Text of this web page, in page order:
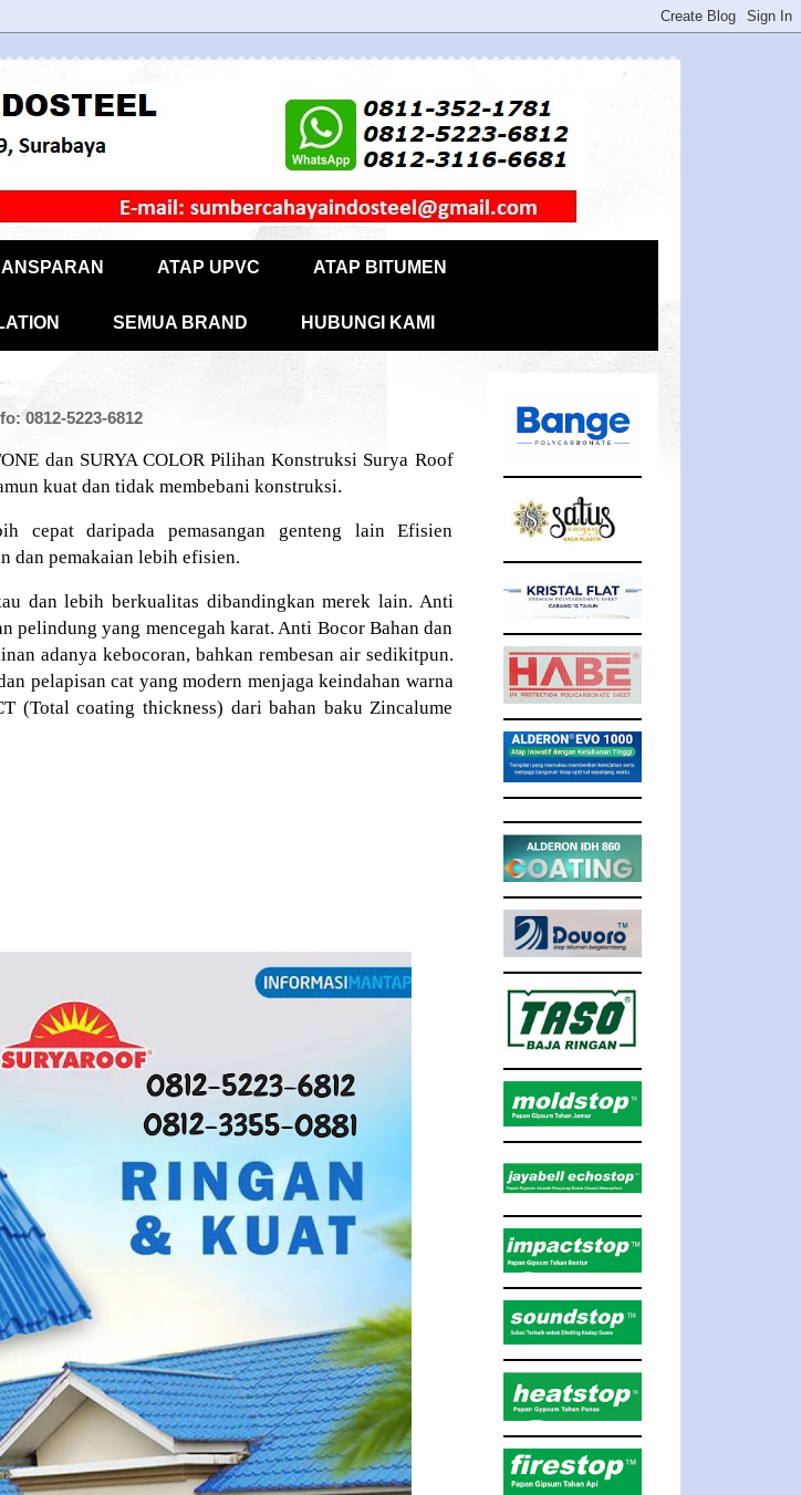
ATAP UPVC ATAP BITUMEN
SEMUA BRAND HUBUNGI KAMI
0812-5223-6812
dan SURYA COLOR Pilihan Konstruksi Surya Roof
kuat dan tidak membebani konstruksi.
cepat daripada pemasangan genteng lain Efisien
dan pemakaian lebih efisien.
dan lebih berkualitas dibandingkan merek lain. Anti
pelindung yang mencegah karat. Anti Bocor Bahan dan
adanya kebocoran, bahkan rembesan air sedikitpun.
pelapisan cat yang modern menjaga keindahan warna
(Total coating thickness) dari bahan baku Zincalume